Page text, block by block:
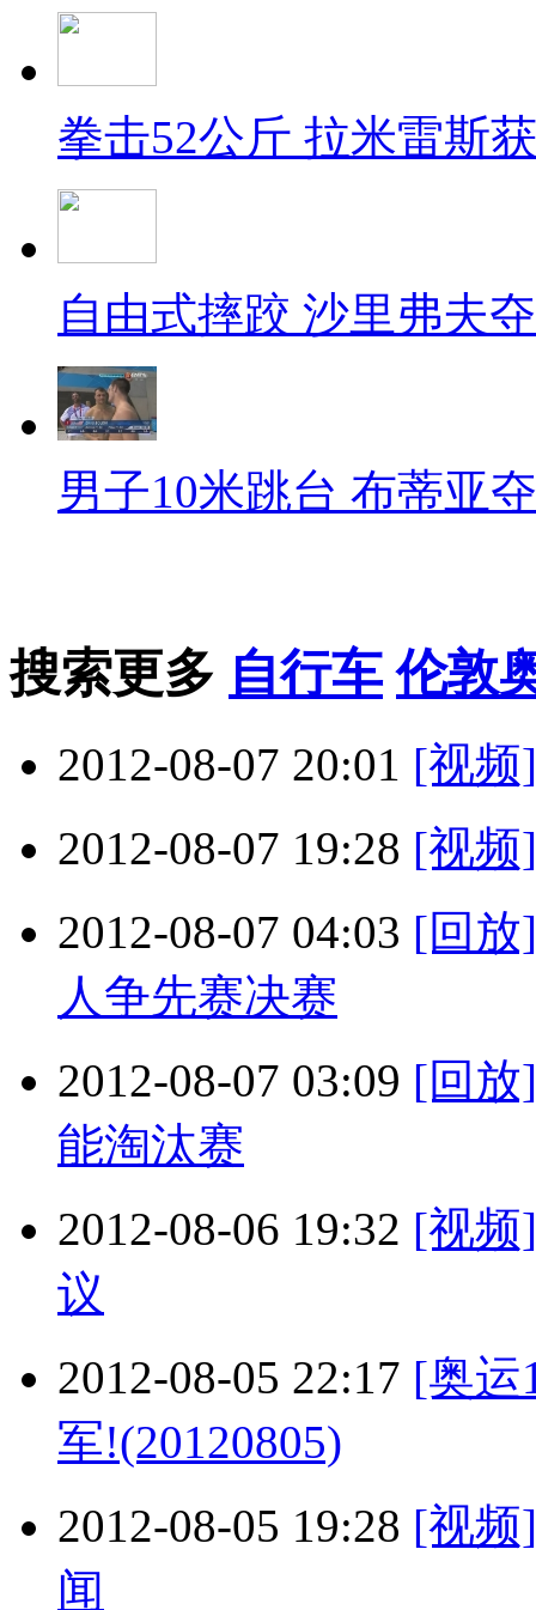
拳击52公斤 拉米雷斯
自由式摔跤 沙里弗夫
男子10米跳台 布蒂亚
搜索更多 自行车 伦敦
2012-08-07 20:01 [视频
2012-08-07 19:28 [视频
2012-08-07 04:03 [回放
人争先赛决赛
2012-08-07 03:09 [回放
能淘汰赛
2012-08-06 19:32 [视频
议
2012-08-05 22:17 [奥运
军!(20120805)
2012-08-05 19:28 [视频
闻